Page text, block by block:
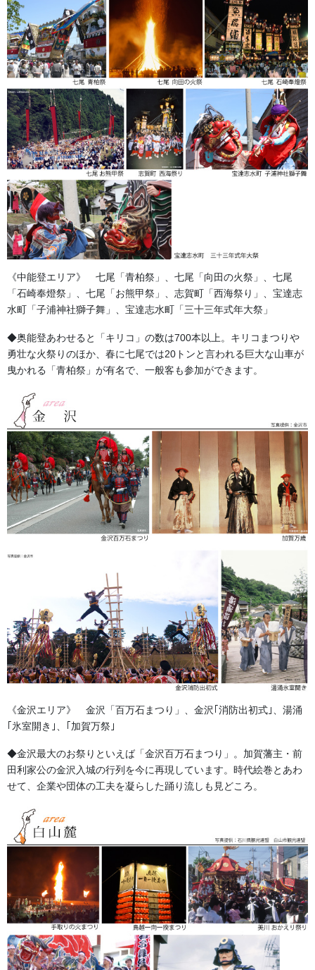
森景楽天市場店でお祭り用品多数販売中です！
森景ヤフーショッピング店でお祭り用品多数販売中です！
金沢・祭りの森佐
い合わせください。
伝統行事、お祭りで地域に笑顔を！！
営業時間 10:00-18:00 〒920-0061金沢市問屋町2丁目85
人形の森佐は12月〜4月末まで土曜、日曜も営業。
お問い合わせ
カテゴリー よもやま話
お知らせ
前の記事
よもやま話
次の記事
祭りの脇役 日本手拭
2026/05/09
よもやま話
お祭用品・品目
獅子舞・衣裳・別仕立・小物
祭り前掛け・けんたい・胸当て
提灯 祭
幕・のぼり
《中能登エリア》 七尾「青柏祭」、七尾「向田の火祭」、七尾
「石崎奉燈祭」、七尾「お熊甲祭」、志賀町「西海祭り」、宝達志
水町「子浦神社獅子舞」、宝達志水町「三十三年式年大祭」
◆奥能登あわせると「キリコ」の数は700本以上。キリコまつりや
勇壮な火祭りのほか、春に七尾では20トンと言われる巨大な山車が
曳かれる「青柏祭」が有名で、一般客も参加ができます。
《金沢エリア》 金沢「百万石まつり」、金沢｢消防出初式｣、湯涌
｢氷室開き｣、｢加賀万祭｣
◆金沢最大のお祭りといえば「金沢百万石まつり」。加賀藩主・前
田利家公の金沢入城の行列を今に再現しています。時代絵巻とあわ
せて、企業や団体の工夫を凝らした踊り流しも見どころ。